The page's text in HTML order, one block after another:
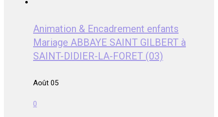
Animation & Encadrement enfants
Mariage ABBAYE SAINT GILBERT à
SAINT-DIDIER-LA-FORET (03)
Août 05
0